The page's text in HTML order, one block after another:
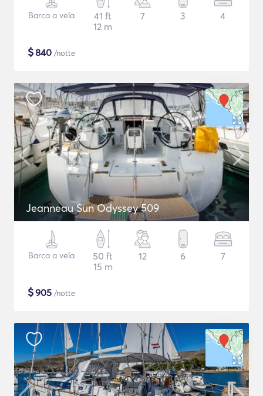
Barca a vela
41 ft
12 m
7 3 4
$840 /notte
Jeanneau Sun Odyssey 509
Barca a vela
50 ft
15 m
12 6 7
$905 /notte